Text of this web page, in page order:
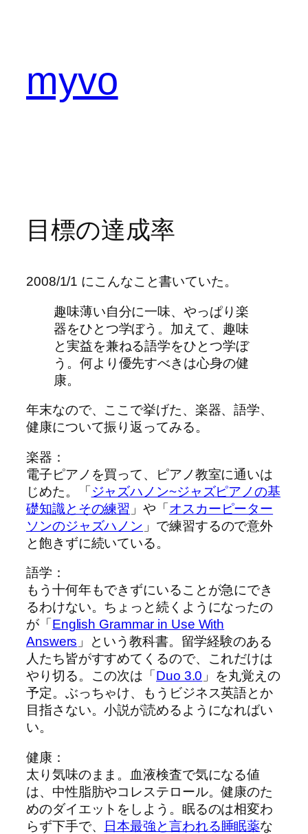
myvo
目標の達成率
2008/1/1 にこんなこと書いていた。
趣味薄い自分に一味、やっぱり楽
器をひとつ学ぼう。加えて、趣味
と実益を兼ねる語学をひとつ学ぼ
う。何より優先すべきは心身の健
康。
年末なので、ここで挙げた、楽器、語学、
健康について振り返ってみる。
楽器：
電子ピアノを買って、ピアノ教室に通いは
じめた。「 ジャズハノン~ジャズピアノの基
礎知識とその練習 」や「 オスカーピーター
ソンのジャズハノン 」で練習するので意外
と飽きずに続いている。
語学：
もう十何年もできずにいることが急にでき
るわけない。ちょっと続くようになったの
が「 English Grammar in Use With
Answers 」という教科書。留学経験のある
人たち皆がすすめてくるので、これだけは
やり切る。この次は「 Duo 3.0 」を丸覚えの
予定。ぶっちゃけ、もうビジネス英語とか
目指さない。小説が読めるようになればい
い。
健康：
太り気味のまま。血液検査で気になる値
は、中性脂肪やコレステロール。健康のた
めのダイエットをしよう。眠るのは相変わ
らず下手で、
日本最強と言われる睡眠薬な